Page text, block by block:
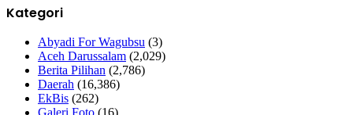
Kategori
Abyadi For Wagubsu (3)
Aceh Darussalam (2,029)
Berita Pilihan (2,786)
Daerah (16,386)
EkBis (262)
Galeri Foto (16)